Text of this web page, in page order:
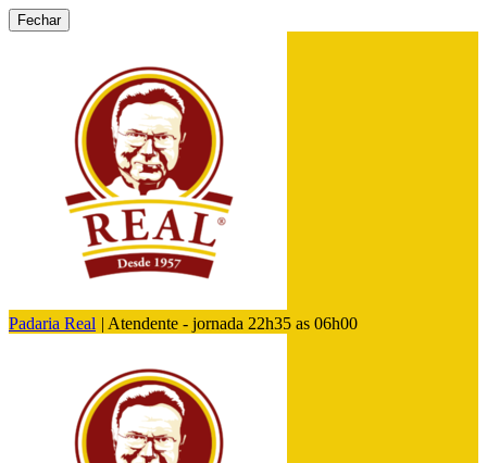
Fechar
Padaria Real | Atendente - jornada 22h35 as 06h00